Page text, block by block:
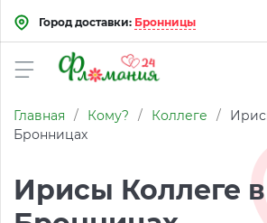
Город доставки: Бронницы
Главная / Кому? / Коллеге /
Бронницах
Ирисы Коллеге в